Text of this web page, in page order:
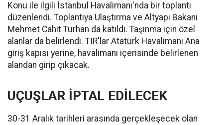
Konu ile ilgili İstanbul Havalimanı'nda bir toplantı
düzenlendi. Toplantıya Ulaştırma ve Altyapı Bakanı
Mehmet Cahit Turhan da katıldı. Taşınma için özel
alanlar da belirlendi. TIR'lar Atatürk Havalimanı Ana
giriş kapısı yerine, havalimanı içerisinde belirlenen
alandan girip çıkacak.
UÇUŞLAR İPTAL EDİLECEK
30-31 Aralık tarihleri arasında gerçekleşecek olan